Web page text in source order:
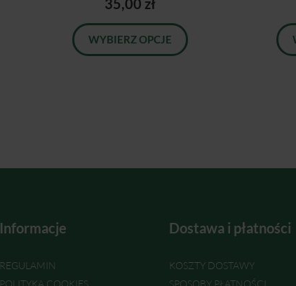
35,00 zł
WYBIERZ OPCJE
Informacje
REGULAMIN
Dostawa i płatności
KOSZTY DOSTAWY